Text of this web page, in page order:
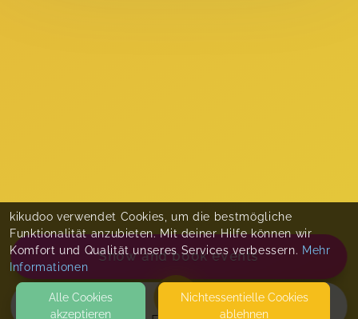
Show and book events
kikudoo verwendet Cookies, um die bestmögliche
Funktionalität anzubieten. Mit deiner Hilfe können wir
Komfort und Qualität unseres Services verbessern. Mehr
Informationen
Alle Cookies
akzeptieren
Nicht­essentielle Cookies
ablehnen